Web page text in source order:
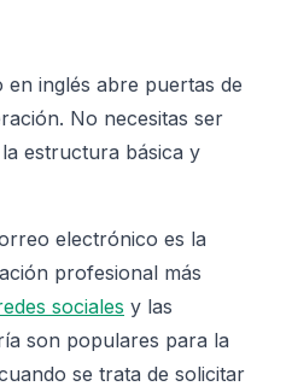
inglés abre puertas de
No necesitas ser
estructura básica y
electrónico es la
profesional más
sociales y las
son populares para la
se trata de solicitar